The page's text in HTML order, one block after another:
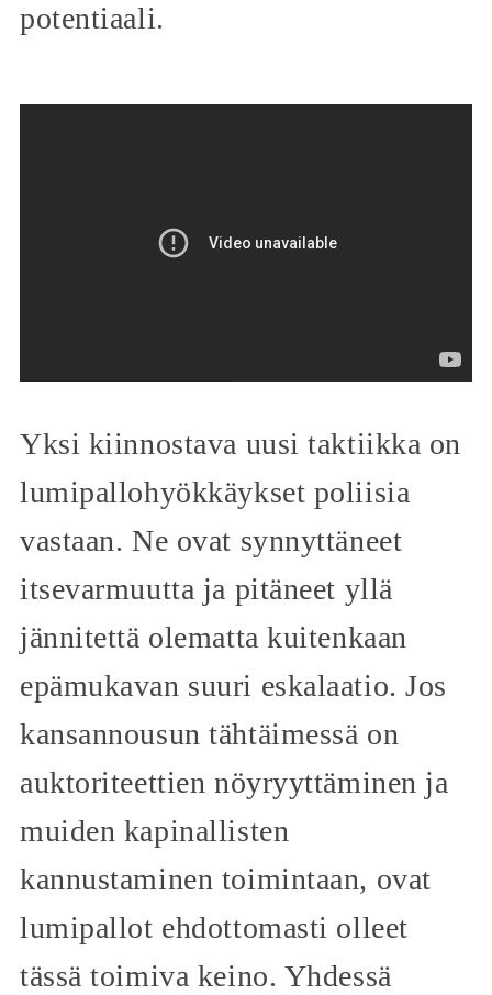
potentiaali.
Yksi kiinnostava uusi taktiikka on
lumipallohyökkäykset poliisia
vastaan. Ne ovat synnyttäneet
itsevarmuutta ja pitäneet yllä
jännitettä olematta kuitenkaan
epämukavan suuri eskalaatio. Jos
kansannousun tähtäimessä on
auktoriteettien nöyryyttäminen ja
muiden kapinallisten
kannustaminen toimintaan, ovat
lumipallot ehdottomasti olleet
tässä toimiva keino. Yhdessä